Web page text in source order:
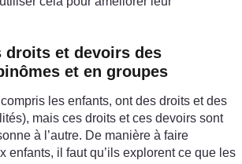
droits et devoirs des
et en groupes
les enfants, ont des droits et des
mais ces droits et ces devoirs sont
à l’autre. De manière à faire
enfants, il faut qu’ils explorent ce que les